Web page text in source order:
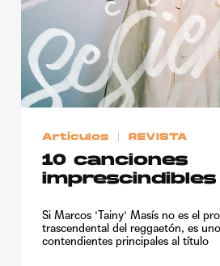
Artículos REVISTA
10 canciones
Si Marcos 'Tainy' Masís no es el
trascendental del reggaetón, es
contendientes principales al título